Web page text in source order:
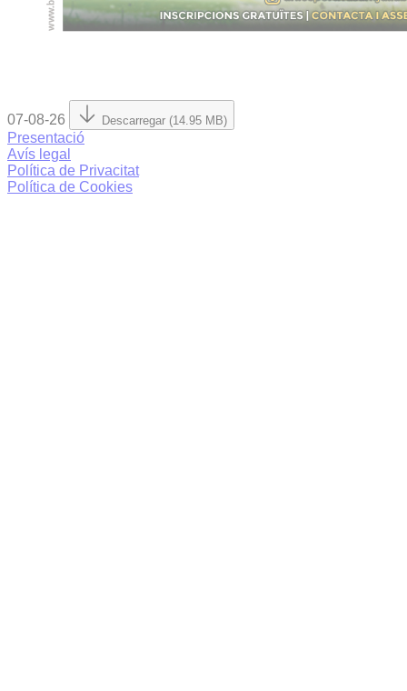
07-08-26 Descarregar (14.95 MB)
Presentació
Avís legal
Política de Privacitat
Política de Cookies